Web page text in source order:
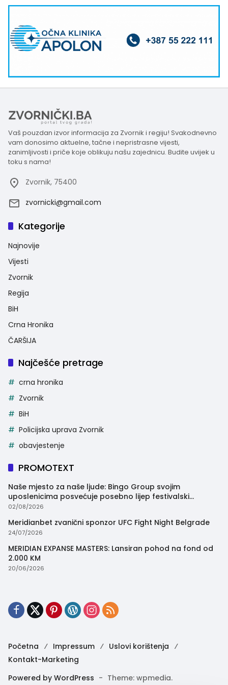
Vaš pouzdan izvor informacija za Zvornik i regiju! Svakodnevno
vam donosimo aktuelne, tačne i nepristrasne vijesti,
zanimljivosti i priče koje oblikuju našu zajednicu. Budite uvijek u
toku s nama!
Zvornik, 75400
zvornicki@gmail.com
Kategorije
Najnovije
Vijesti
Zvornik
Regija
BiH
Crna Hronika
ČARŠIJA
Najčešće pretrage
crna hronika
Zvornik
BiH
Policijska uprava Zvornik
obavjestenje
PROMOTEXT
Naše mjesto za naše ljude: Bingo Group svojim
uposlenicima posvećuje posebno lijep festivalski
trenutak
02/08/2026
Meridianbet zvanični sponzor UFC Fight Night Belgrade
24/07/2026
MERIDIAN EXPANSE MASTERS: Lansiran pohod na fond od
2.000 KM
20/06/2026
Početna Impressum
Uslovi korištenja
Kontakt-Marketing
Powered by WordPress - Theme: wpmedia.